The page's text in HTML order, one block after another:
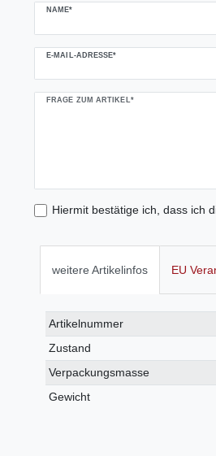
NAME*
E-MAIL-ADRESSE*
FRAGE ZUM ARTIKEL*
Hiermit bestätige ich, dass ich
weitere Artikelinfos EU
Technisches
Merkmal
Wert
Artikelnummer
Zustand
Verpackungsmasse
Gewicht